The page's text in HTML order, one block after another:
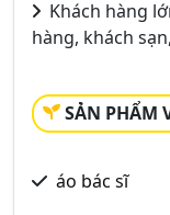
Khách hàng
hàng, khách
SẢN PHẨM
áo bác sĩ